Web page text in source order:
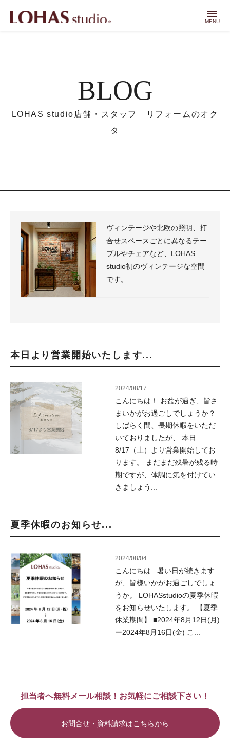
menu
MENU
BLOG
LOHAS studio店舗・スタッフ リフォームのオク
タ
ヴィンテージや北欧の照明、打
合せスペースごとに異なるテー
ブルやチェアなど、LOHAS
studio初のヴィンテージな空間
です。
本日より営業開始いたします...
2024/08/17
こんにちは！ お盆が過ぎ、皆さ
まいかがお過ごしでしょうか？
しばらく間、長期休暇をいただ
いておりましたが、 本日
8/17（土）より営業開始してお
ります。 まだまだ残暑が残る時
期ですが、体調に気を付けてい
きましょう...
夏季休暇のお知らせ...
2024/08/04
こんにちは 暑い日が続きます
が、皆様いかがお過ごしでしょ
うか。 LOHASstudioの夏季休暇
をお知らせいたします。 【夏季
休業期間】 ■2024年8月12日(月)
ー2024年8月16日(金) こ...
担当者へ無料メール相談！お気軽にご相談下さい！
お問合せ・資料請求はこちらから